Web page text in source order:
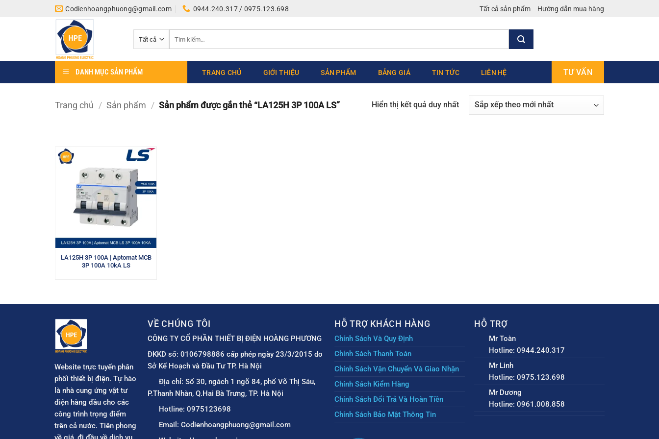
Codienhoangphuong@gmail.com 0944.240.317 / 0975.123.698 Tất cả sản phẩm Hướng dẫn mua hàng
kiếm:
DANH MỤC SẢN PHẨM TRANG CHỦ GIỚI THIỆU SẢN PHẨM BẢNG GIÁ TIN TỨC LIÊN HỆ TƯ VẤN
Trang chủ / Sản phẩm / Sản phẩm được gắn thẻ “LA125H 3P 100A LS” Hiển thị kết quả duy nhất
LA125H 3P 100A | Aptomat MCB
3P 100A 10kA LS
Website trực tuyến phân
phối thiết bị điện. Tự hào
là nhà cung ứng vật tư
điện hàng đầu cho các
công trình trọng điểm
trên cả nước. Tiên phong
VỀ CHÚNG TÔI
CÔNG TY CỔ PHẦN THIẾT BỊ ĐIỆN HOÀNG PHƯƠNG
ĐKKD số: 0106798886 cấp phép ngày 23/3/2015 do
Sở Kế Hoạch và Đầu Tư TP. Hà Nội
Địa chỉ: Số 30, ngách 1 ngõ 84, phố Võ Thị Sáu,
P.Thanh Nhàn, Q.Hai Bà Trưng, TP. Hà Nội
Hotline: 0975123698
Email: Codienhoangphuong@gmail.com
HỖ TRỢ KHÁCH HÀNG
Chính Sách Và Quy Định
Chính Sách Thanh Toán
Chính Sách Vận Chuyển Và Giao Nhận
Chính Sách Kiểm Hàng
Chính Sách Đổi Trả Và Hoàn Tiền
Chính Sách Bảo Mật Thông Tin
HỖ TRỢ
Mr Toàn
Hotline: 0944.240.317
Mr Linh
Hotline: 0975.123.698
Mr Dương
Hotline: 0961.008.858